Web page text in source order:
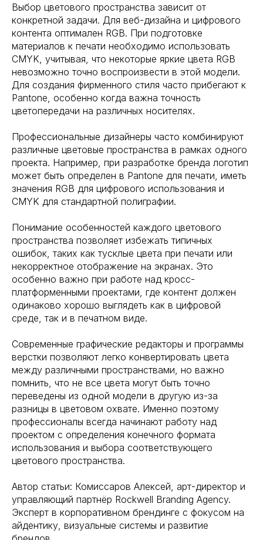
Выбор цветового пространства зависит от
конкретной задачи. Для веб-дизайна и цифрового
контента оптимален RGB. При подготовке
материалов к печати необходимо использовать
CMYK, учитывая, что некоторые яркие цвета RGB
невозможно точно воспроизвести в этой модели.
Для создания фирменного стиля часто прибегают к
Pantone, особенно когда важна точность
цветопередачи на различных носителях.
Профессиональные дизайнеры часто комбинируют
различные цветовые пространства в рамках одного
проекта. Например, при разработке бренда логотип
может быть определен в Pantone для печати, иметь
значения RGB для цифрового использования и
CMYK для стандартной полиграфии.
Понимание особенностей каждого цветового
пространства позволяет избежать типичных
ошибок, таких как тусклые цвета при печати или
некорректное отображение на экранах. Это
особенно важно при работе над кросс-
платформенными проектами, где контент должен
одинаково хорошо выглядеть как в цифровой
среде, так и в печатном виде.
Современные графические редакторы и программы
верстки позволяют легко конвертировать цвета
между различными пространствами, но важно
помнить, что не все цвета могут быть точно
переведены из одной модели в другую из-за
разницы в цветовом охвате. Именно поэтому
профессионалы всегда начинают работу над
проектом с определения конечного формата
использования и выбора соответствующего
цветового пространства.
Автор статьи: Комиссаров Алексей, арт-директор и
управляющий партнёр Rockwell Branding Agency.
Эксперт в корпоративном брендинге с фокусом на
айдентику, визуальные системы и развитие
ROCKWELL
BEHANCE
DPROFILE